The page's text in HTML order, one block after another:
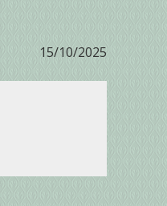
15/10/2025